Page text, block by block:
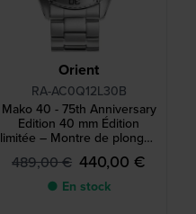
Orient
RA-AC0Q12L30B
Mako 40 - 75th Anniversary
Edition 40 mm Édition
limitée – Montre de plongée
automatique en acier
inoxydable avec date
489,00 € 440,00 €
● En stock